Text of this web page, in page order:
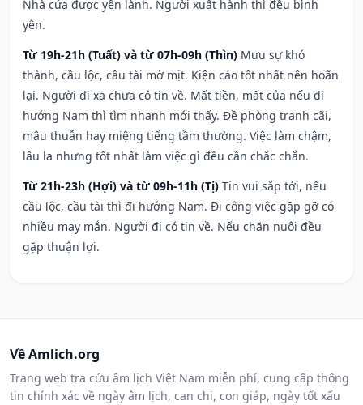
Nhà cửa được yên lành. Người xuất hành thì đều bình
yên.
Từ 19h-21h (Tuất) và từ 07h-09h (Thìn) Mưu sự khó
thành, cầu lộc, cầu tài mờ mịt. Kiện cáo tốt nhất nên hoãn
lại. Người đi xa chưa có tin về. Mất tiền, mất của nếu đi
hướng Nam thì tìm nhanh mới thấy. Đề phòng tranh cãi,
mâu thuẫn hay miệng tiếng tầm thường. Việc làm chậm,
lâu la nhưng tốt nhất làm việc gì đều cần chắc chắn.
Từ 21h-23h (Hợi) và từ 09h-11h (Tị) Tin vui sắp tới, nếu
cầu lộc, cầu tài thì đi hướng Nam. Đi công việc gặp gỡ có
nhiều may mắn. Người đi có tin về. Nếu chăn nuôi đều
gặp thuận lợi.
Về Amlich.org
Trang web tra cứu âm lịch Việt Nam miễn phí, cung cấp thông
tin chính xác về ngày âm lịch, can chi, con giáp, ngày tốt xấu